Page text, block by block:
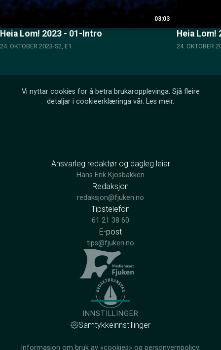
03:03
Heia Lom! 2023 - 01-Intro
24. OKTOBER 2023 S2, E1
Heia Lom!
24. OKTOBER
Vi nyttar cookies for å betra brukaropplevinga. Sjå fleire
detaljar i cookieerklæringa vår. Les meir.
Ansvarleg redaktør og dagleg leiar
Hans Erik Kjosbakken
Redaksjon
redaksjon@fjuken.no
Tipstelefon
61 21 38 60
E-post
tips@fjuken.no
INNSTILLINGER
Samtykkeinnstillinger
Informasjon om bruk av «cookies» og personvernpolicy.